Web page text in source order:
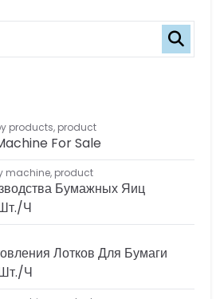
products, product
For Sale
machine, product
Бумажных Яиц
ч
Лотков Для Бумаги
ч